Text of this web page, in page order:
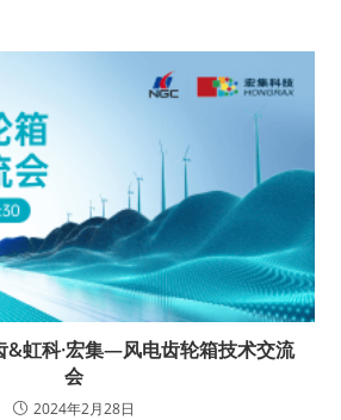
虹科·宏集—风电齿轮箱技术交流
会
2024年2月28日